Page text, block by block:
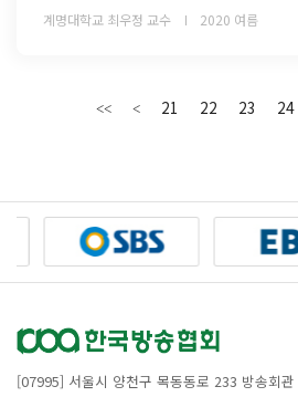
계명대학교 최우정 교수 2020 여름
21 22 23 24
[07995] 서울시 양천구 목동동로 233 방송회